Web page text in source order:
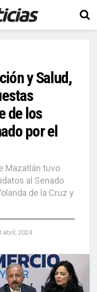
y Salud,
de los
por el
Mazatlán tuvo
al Senado
de la Cruz y
abril, 2024